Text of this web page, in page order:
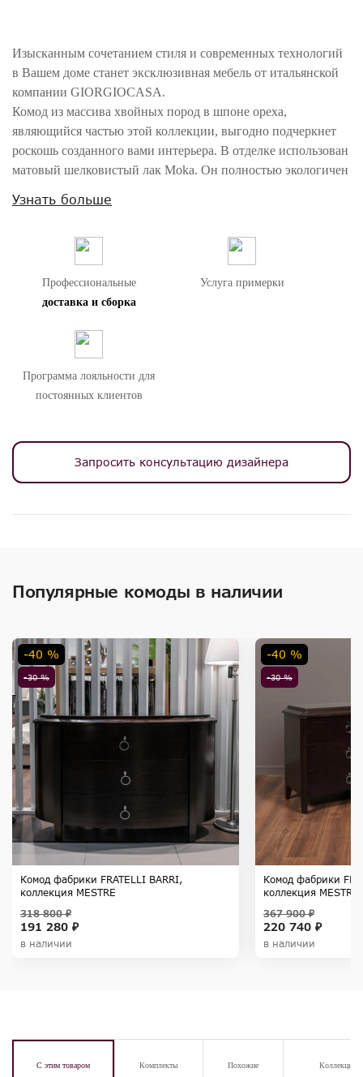
Изысканным сочетанием стиля и современных технологий
в Вашем доме станет эксклюзивная мебель от итальянской
компании GIORGIOCASA.
Комод из массива хвойных пород в шпоне ореха,
являющийся частью этой коллекции, выгодно подчеркнет
роскошь созданного вами интерьера. В отделке использован
матовый шелковистый лак Moka. Он полностью экологичен
Ножки из массива бука.
Внимание! Цвета предметов на изображениях могут отличаться из-за
особенностей цветопередачи различных мониторов.
Узнать больше
Профессиональные
доставка и сборка
Услуга примерки
Программа лояльности для
постоянных клиентов
Запросить консультацию дизайнера
Популярные комоды в наличии
-30 %
-40 %
Комод фабрики FRATELLI BARRI,
коллекция MESTRE
191 280 ₽
318 800 ₽
в наличии
-30 %
-40 %
Комод фабрики
коллекция MESTRE
220 740 ₽
367 900 ₽
в наличии
С этим товаром Комплекты Похожие Коллекция